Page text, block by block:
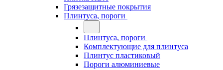
Грязезащитные покрытия
Плинтуса, пороги
Плинтуса, пороги
Комплектующие для плинтуса
Плинтус пластиковый
Пороги алюминиевые